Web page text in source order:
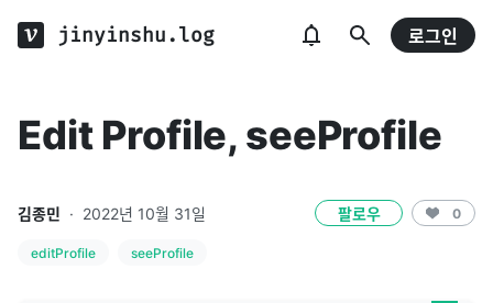
jinyinshu.log 로그인
Edit Profile, seeProfile
김종민 · 2022년 10월 31일 팔로우 0
editProfile seeProfile